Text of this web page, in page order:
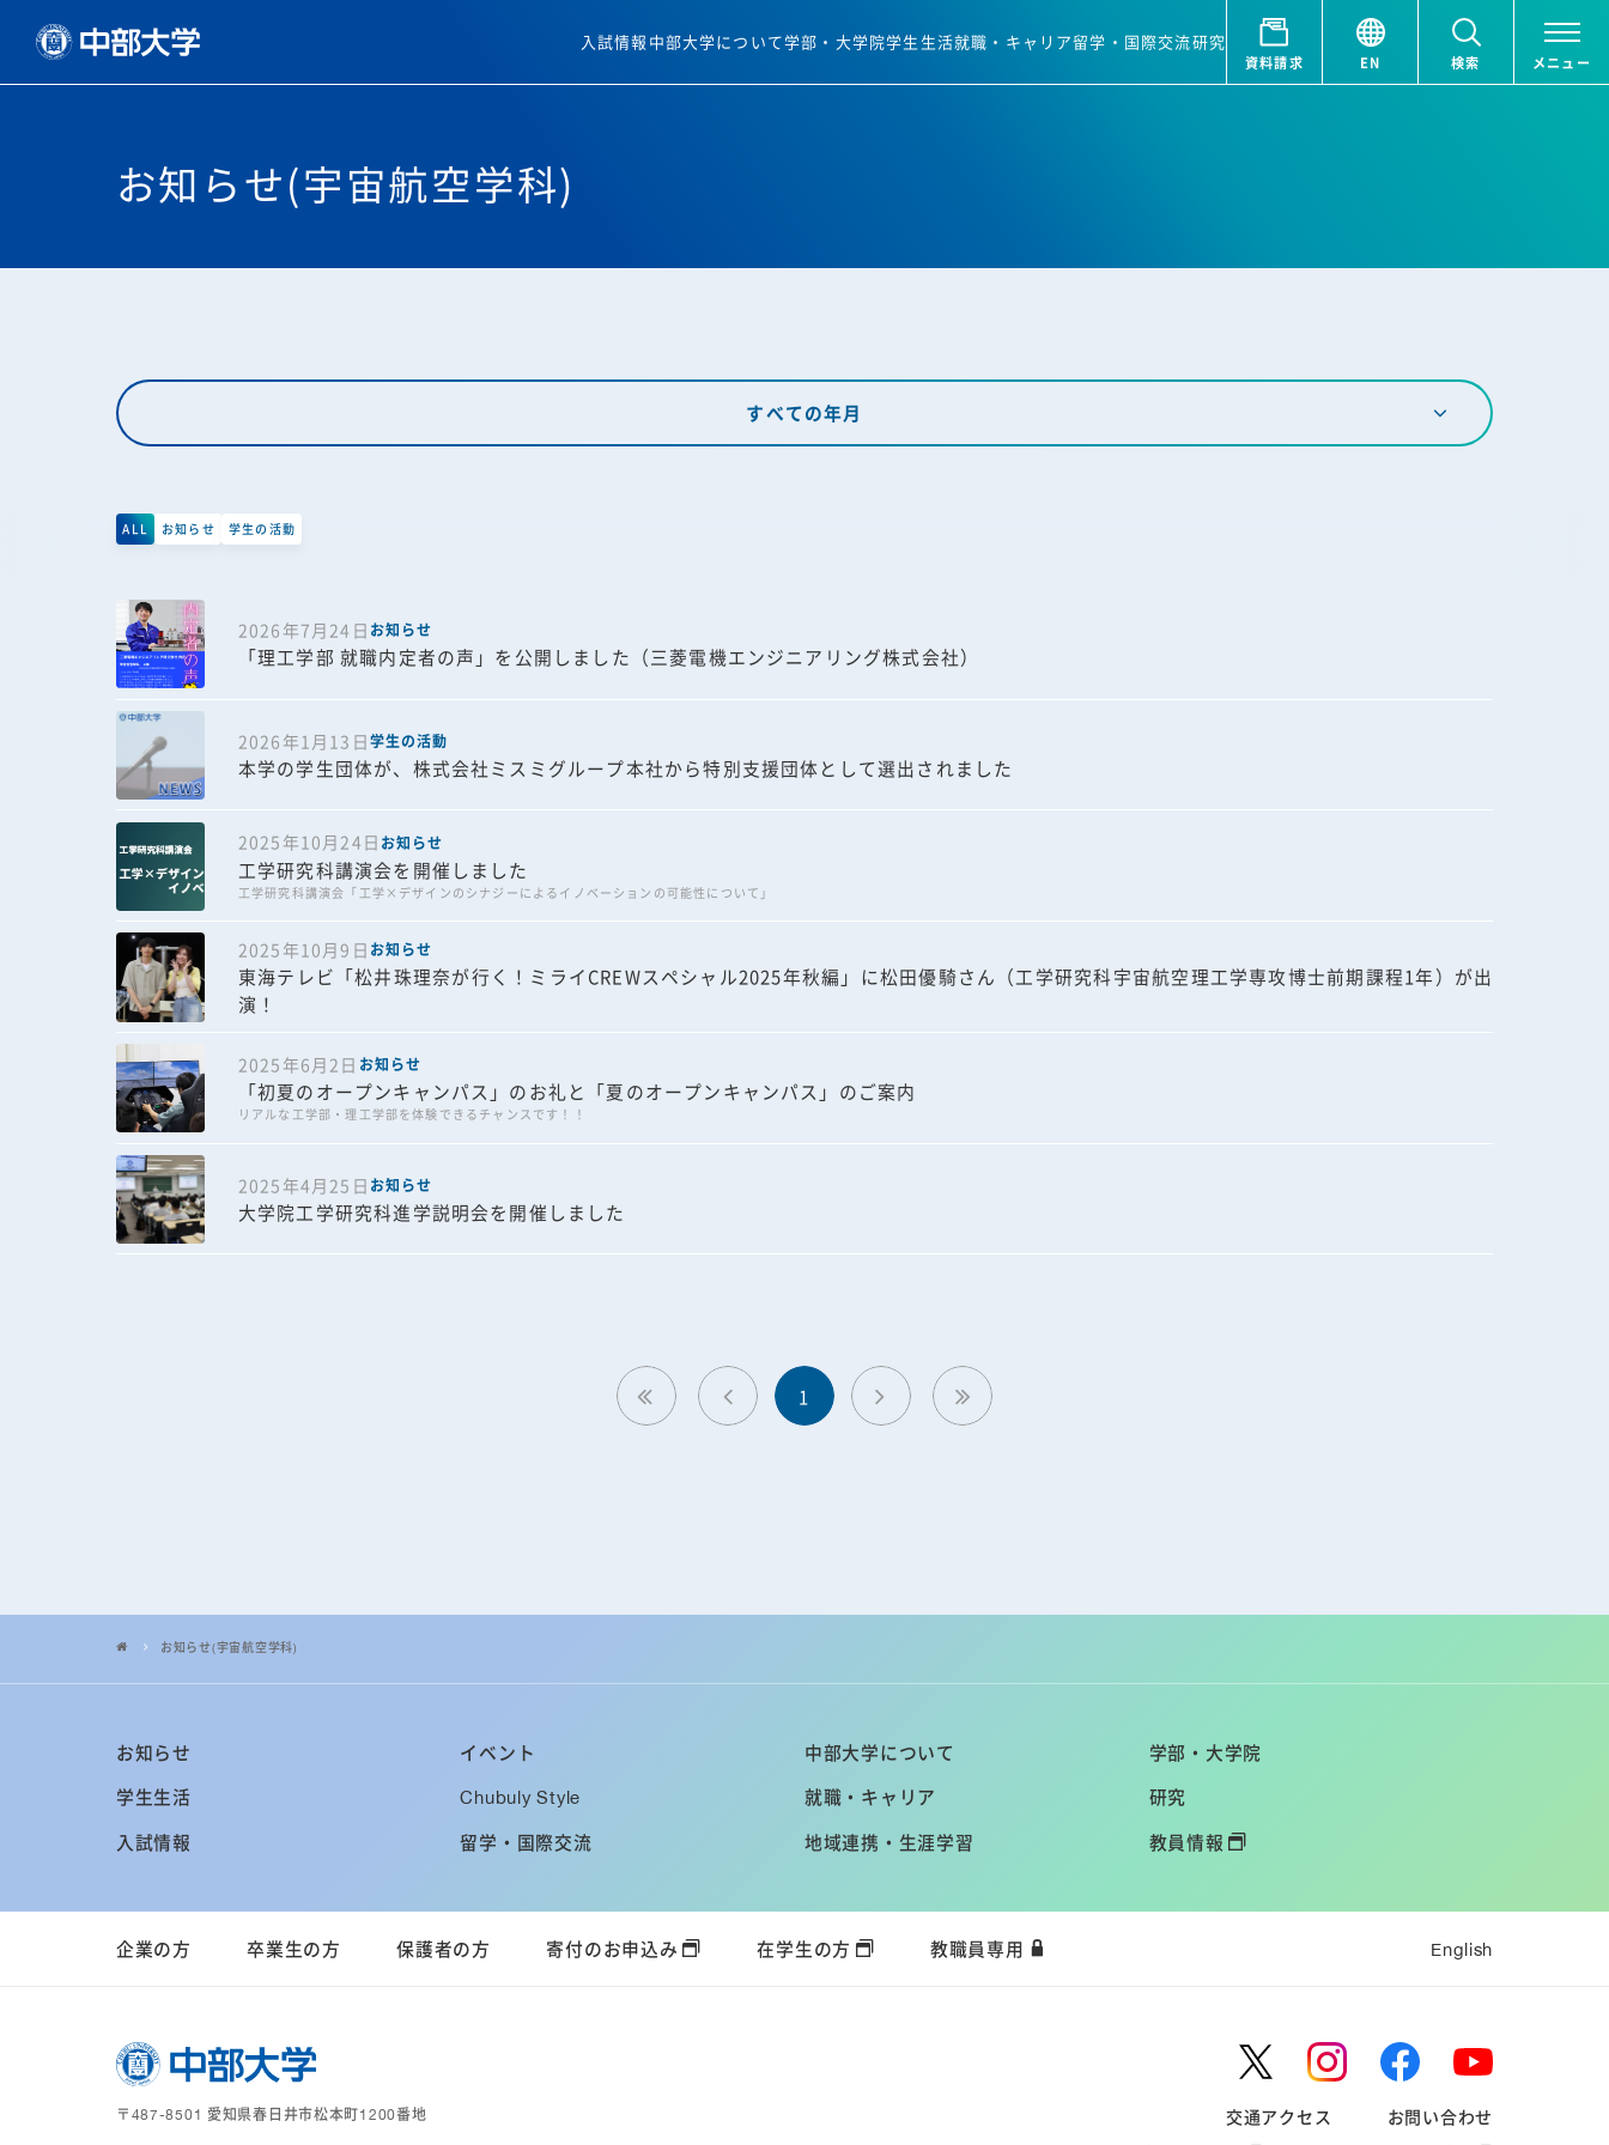
入試情報 中部大学について学部・大学院学生生活就職・キャリア留学・国際交流研究
資料請求 EN 検索 メニュー
お知らせ(宇宙航空学科)
すべての年月
2025年 10月
2025年 4月
ALL お知らせ 学生の活動
2026年7月24日 お知らせ
「理工学部 就職内定者の声」を公開しました（三菱電機エンジニアリング株式会社）
2026年1月13日学生の活動
本学の学生団体が、株式会社ミスミグループ本社から特別支援団体として選出されました
2025年10月24日 お知らせ
工学研究科講演会を開催しました
工学研究科講演会「工学×デザインのシナジーによるイノベーションの可能性について」
2025年10月9日 お知らせ
東海テレビ「松井珠理奈が行く！ミライCREWスペシャル2025年秋編」に松田優騎さん（工学研究科宇宙航空理工学専攻博士前期課程1年）が出
演！
2025年6月2日 お知らせ
「初夏のオープンキャンパス」のお礼と「夏のオープンキャンパス」のご案内
リアルな工学部・理工学部を体験できるチャンスです！！
2025年4月25日 お知らせ
大学院工学研究科進学説明会を開催しました
1
お知らせ(宇宙航空学科)
お知らせ イベント 中部大学について 学部・大学院
学生生活 Chubuly Style 就職・キャリア 研究
入試情報 留学・国際交流 地域連携・生涯学習 教員情報
企業の方 卒業生の方 保護者の方 寄付のお申込み 在学生の方 教職員専用 English
〒487-8501 愛知県春日井市松本町1200番地 交通アクセス お問い合わせ